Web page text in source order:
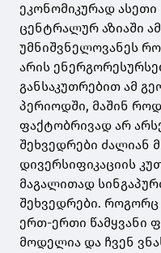
ეკონომიკურად ასეთი
ცენტრალურ აზიაში
უმნიშვნელოვანეს
არის
განსაკუთრებით ამ
პერიოდში, მაშინ
ფაქტობრივად არ
შეხვედრები ძალიან
დივერსიფიკაციის
მაგალითად
შეხვედრები. როგორც
ერთ-ერთი წამყვანი
მოდელია და ჩვენ